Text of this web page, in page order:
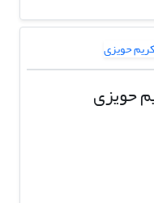
حویزی